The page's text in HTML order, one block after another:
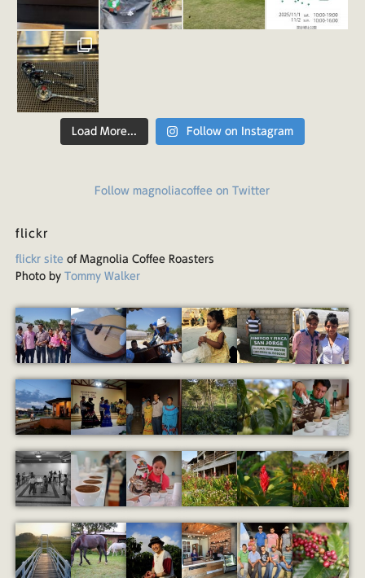
Load More... Follow on Instagram
Follow magnoliacoffee on Twitter
flickr
flickr site of Magnolia Coffee Roasters
Photo by
Tommy Walker